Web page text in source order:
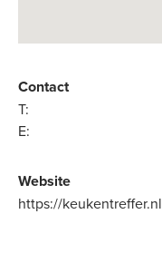
Contact
T:
E:
Website
https://keukentreffer.nl